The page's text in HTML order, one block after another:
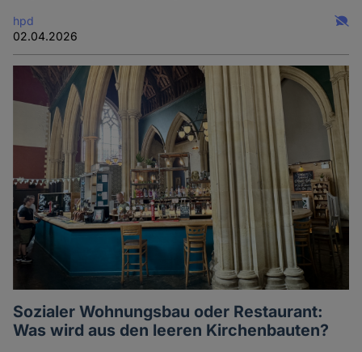
hpd
02.04.2026
Sozialer Wohnungsbau oder Restaurant:
Was wird aus den leeren Kirchenbauten?